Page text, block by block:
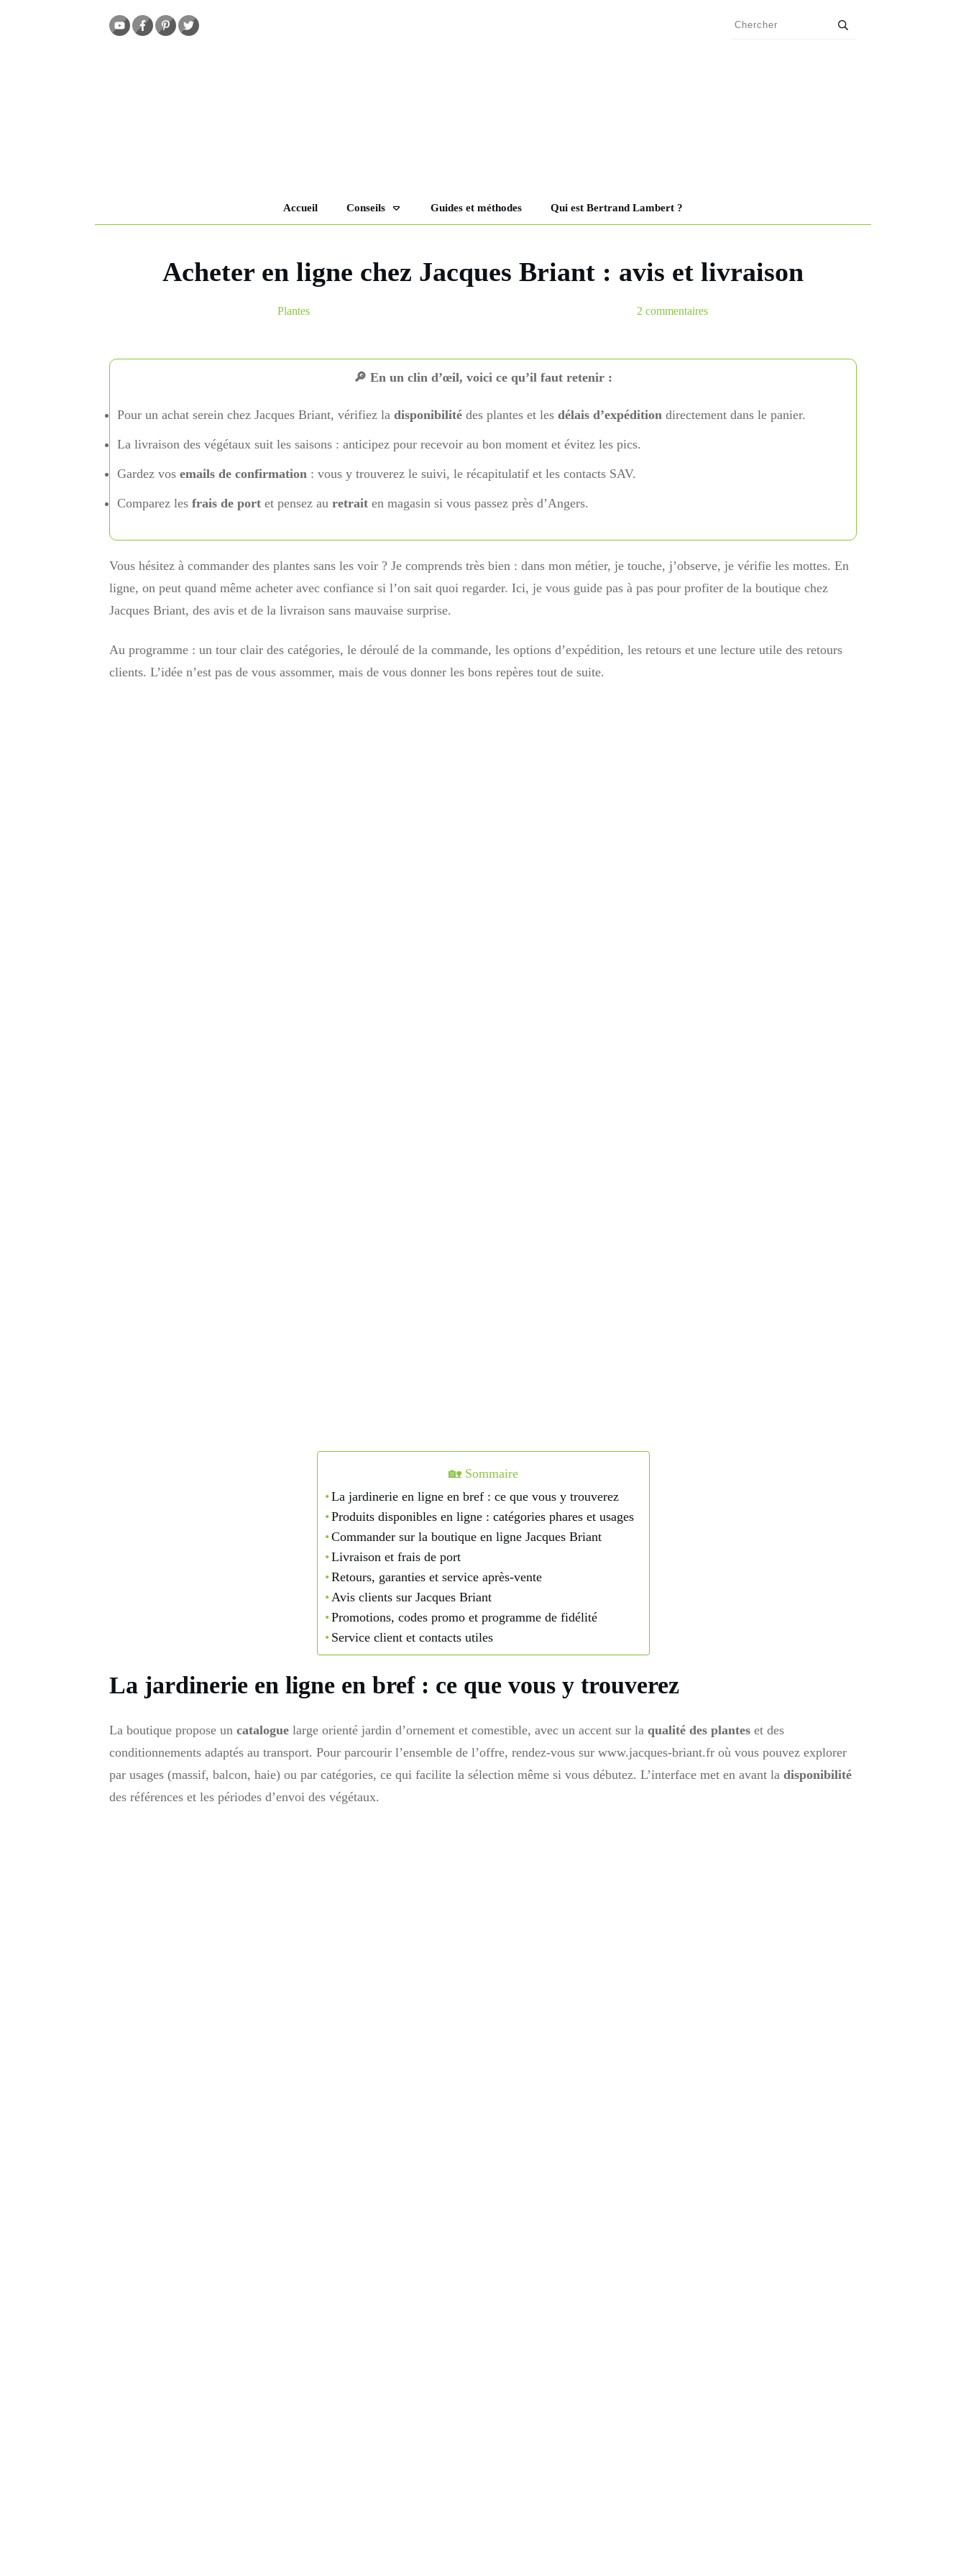
Accueil Conseils Guides et méthodes Qui est Bertrand Lambert ?
Acheter en ligne chez Jacques Briant : avis et livraison
Plantes 2 commentaires
🔎 En un clin d’œil, voici ce qu’il faut retenir :
Pour un achat serein chez Jacques Briant, vérifiez la disponibilité des plantes et les délais d’expédition directement dans le panier.
La livraison des végétaux suit les saisons : anticipez pour recevoir au bon moment et évitez les pics.
Gardez vos emails de confirmation : vous y trouverez le suivi, le récapitulatif et les contacts SAV.
Comparez les frais de port et pensez au retrait en magasin si vous passez près d’Angers.
Vous hésitez à commander des plantes sans les voir ? Je comprends très bien : dans mon métier, je touche, j’observe, je vérifie les mottes. En
ligne, on peut quand même acheter avec confiance si l’on sait quoi regarder. Ici, je vous guide pas à pas pour profiter de la boutique chez
Jacques Briant, des avis et de la livraison sans mauvaise surprise.
Au programme : un tour clair des catégories, le déroulé de la commande, les options d’expédition, les retours et une lecture utile des retours
clients. L’idée n’est pas de vous assommer, mais de vous donner les bons repères tout de suite.
🏡 Sommaire
La jardinerie en ligne en bref : ce que vous y trouverez
Produits disponibles en ligne : catégories phares et usages
Commander sur la boutique en ligne Jacques Briant
Livraison et frais de port
Retours, garanties et service après-vente
Avis clients sur Jacques Briant
Promotions, codes promo et programme de fidélité
Service client et contacts utiles
La jardinerie en ligne en bref : ce que vous y trouverez
La boutique propose un catalogue large orienté jardin d’ornement et comestible, avec un accent sur la qualité des plantes et des
conditionnements adaptés au transport. Pour parcourir l’ensemble de l’offre, rendez-vous sur www.jacques-briant.fr où vous pouvez explorer
par usages (massif, balcon, haie) ou par catégories, ce qui facilite la sélection même si vous débutez. L’interface met en avant la disponibilité
des références et les périodes d’envoi des végétaux.